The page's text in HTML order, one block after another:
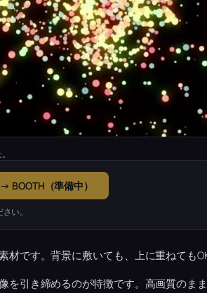
BOOTH（準備中）
い。
です。背景に敷いても、上に重ねても
を引き締めるのが特徴です。高画質のま